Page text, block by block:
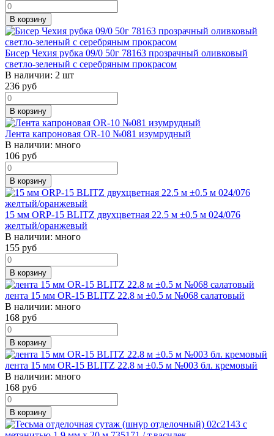
В корзину
Бисер Чехия рубка 09/0 50г 78163 прозрачный оливковый
светло-зеленый с серебряным прокрасом
В наличии: 2 шт
236 руб
В корзину
Лента капроновая OR-10 №081 изумрудный
В наличии: много
106 руб
В корзину
15 мм ORP-15 BLITZ двухцветная 22.5 м ±0.5 м 024/076
желтый/оранжевый
В наличии: много
155 руб
В корзину
лента 15 мм OR-15 BLITZ 22.8 м ±0.5 м №068 салатовый
В наличии: много
168 руб
В корзину
лента 15 мм OR-15 BLITZ 22.8 м ±0.5 м №003 бл. кремовый
В наличии: много
168 руб
В корзину